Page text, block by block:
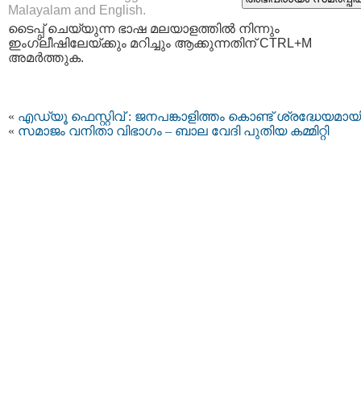
Malayalam and English.
ടൈപ്പ്‌ ചെയ്യുന്ന ഭാഷ മലയാളത്തില്‍ നിന്നും
ഇംഗ്ലീഷിലേയ്ക്കും മറിച്ചും ആക്കുന്നതിന് CTRL+M
അമര്‍ത്തുക.
« എഡ്യൂ ഫെസ്റ്റിവ് : ജനപങ്കാളിത്തം കൊണ്ട്
« സമാജം വനിതാ വിഭാഗം – ബാല വേദി പുതിയ കമ്മിറ്റി